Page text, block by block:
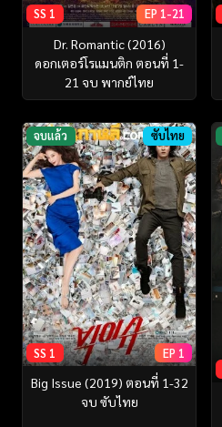
SS 1 EP 1-21
Dr. Romantic (2016)
ดอกเตอร์โรแมนติก ตอนที่ 1-
21 จบ พากย์ไทย
จบแล้ว ซับไทย
SS 1 EP 1
Big Issue (2019) ตอนที่ 1-32
จบ ซับไทย